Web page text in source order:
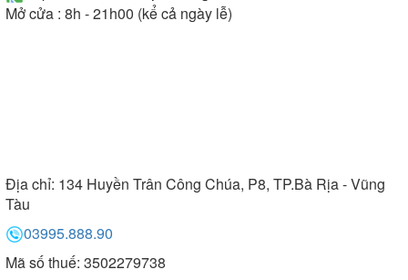
Mở cửa : 8h - 21h00 (kể cả ngày lễ)
Địa chỉ: 134 Huyền Trân Công Chúa, P8, TP.Bà Rịa - Vũng
Tàu
03995.888.90
Mã số thuế: 3502279738